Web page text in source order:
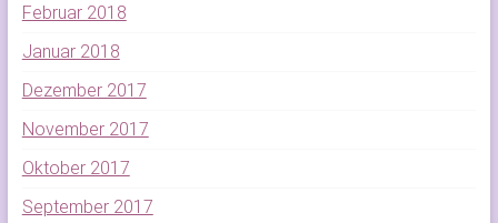
Februar 2018
Januar 2018
Dezember 2017
November 2017
Oktober 2017
September 2017